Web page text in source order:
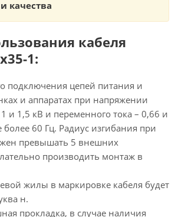
качества
кабеля
1:
подключения цепей питания и
и аппаратах при напряжении
1 и 1,5 кВ и переменного тока – 0,66 и
более 60 Гц. Радиус изгибания при
превышать 5 внешних
производить монтаж в
жилы в маркировке кабеля будет
н.
прокладка, в случае наличия